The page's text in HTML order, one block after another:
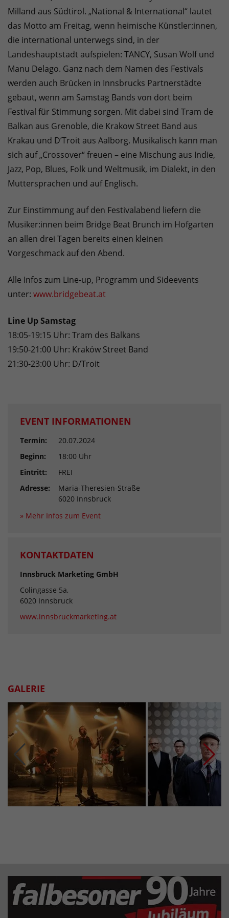
Milland aus Südtirol. „National & International“ lautet
das Motto am Freitag, wenn heimische Künstler:innen,
die international unterwegs sind, in der
Landeshauptstadt aufspielen: TANCY, Susan Wolf und
Manu Delago. Ganz nach dem Namen des Festivals
werden auch Brücken in Innsbrucks Partnerstädte
gebaut, wenn am Samstag Bands von dort beim
Festival für Stimmung sorgen. Mit dabei sind Tram de
Balkan aus Grenoble, die Krakow Street Band aus
Krakau und D’Troit aus Aalborg. Musikalisch kann man
sich auf „Crossover“ freuen – eine Mischung aus Indie,
Jazz, Pop, Blues, Folk und Weltmusik, im Dialekt, in den
Muttersprachen und auf Englisch.
Zur Einstimmung auf den Festivalabend liefern die
Musiker:innen beim Bridge Beat Brunch im Hofgarten
an allen drei Tagen bereits einen kleinen
Vorgeschmack auf den Abend.
Alle Infos zum Line-up, Programm und Sideevents
unter: www.bridgebeat.at
Line Up Samstag
18:05-19:15 Uhr: Tram des Balkans
19:50-21:00 Uhr: Kraków Street Band
21:30-23:00 Uhr: D/Troit
EVENT INFORMATIONEN
Termin:
20.07.2024
Beginn:
18:00 Uhr
Eintritt:
FREI
Adresse:
Maria-Theresien-Straße
6020 Innsbruck
» Mehr Infos zum Event
KONTAKTDATEN
Innsbruck Marketing GmbH
Colingasse 5a,
6020 Innsbruck
www.innsbruckmarketing.at
GALERIE